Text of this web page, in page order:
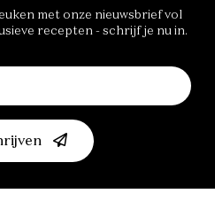
met onze nieuwsbrief vol
recepten - schrijf je nu in.